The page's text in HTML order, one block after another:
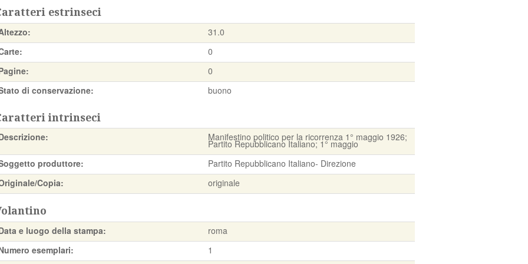
estrinseci
31.0
0
0
di conservazione:
buono
intrinseci
Manifestino politico per la ricorrenza 1° maggio 1926;
Partito Repubblicano Italiano; 1° maggio
produttore:
Partito Repubblicano Italiano- Direzione
Copia:
originale
e luogo della stampa:
roma
esemplari:
1